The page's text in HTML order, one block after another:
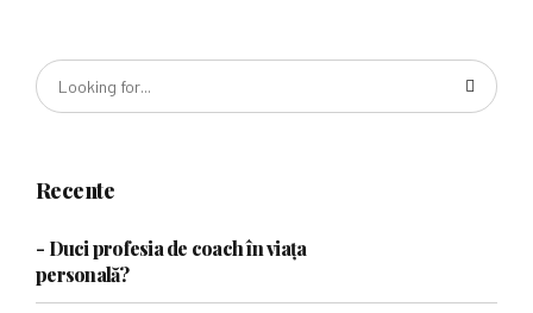
Recente
- Duci profesia de coach în viața
personală?